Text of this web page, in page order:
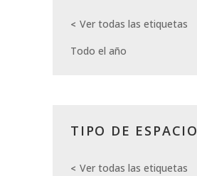
Ver todas las etiquetas
Todo el año
TIPO DE ESPACIO
Ver todas las etiquetas